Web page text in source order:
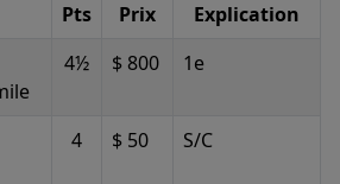
Pts Prix
Explication
4½ $ 800 1e
4 $ 50 S/C